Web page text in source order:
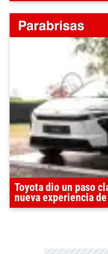
Toyota dio un paso
nueva experiencia